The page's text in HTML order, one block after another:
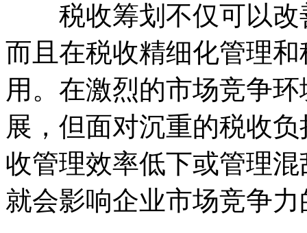
税收筹划不仅可以改
而且在税收精细化管理
用。在激烈的市场竞争
展，但面对沉重的税收
收管理效率低下或管理
就会影响企业市场竞争